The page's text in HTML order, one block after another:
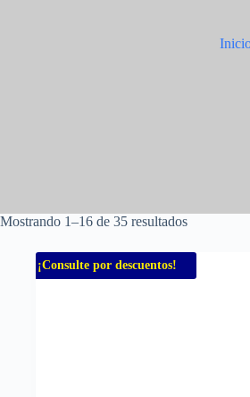
Mostrando 1–16 de 35 resultados
¡Consulte por descuentos!